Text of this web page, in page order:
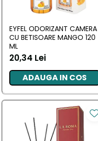
Masca & Gel de par
Sampon
Vopsea de par
Servetele Umede & Uscate
EYFEL ODORIZANT CAMERA
CU BETISOARE MANGO 120
ML
20,34 Lei
ADAUGA IN COS